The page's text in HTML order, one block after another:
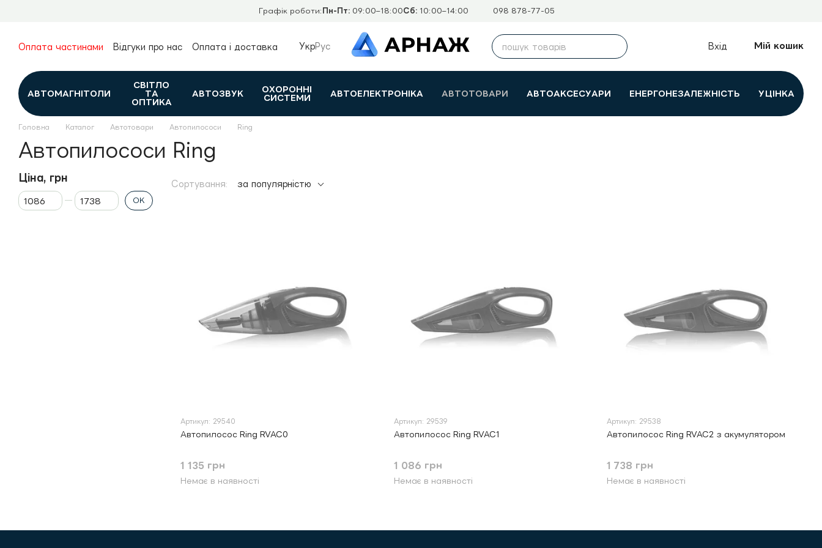
Графік роботи: Пн-Пт: 09:00–18:00Сб: 10:00–14:00 098 878-77-05
Оплата частинами Відгуки про нас
Оплата і доставка
Контакти
Каталог
УкрРус Вхід Мій кошик
АВТОМАГНІТОЛИ
СВІТЛО
ТА
ОПТИКА
АВТОЗВУК
ОХОРОННІ
СИСТЕМИ
АВТОЕЛЕКТРОНІКА АВТОТОВАРИ АВТОАКСЕСУАРИ ЕНЕРГОНЕЗАЛЕЖНІСТЬ УЦІНКА
Головна Каталог Автотовари Автопилососи Ring
Автопилососи Ring
Сортування: за популярністю
Артикул: 29540
Автопилосос Ring RVAC0
1 135 грн
Немає в наявності
Артикул: 29539
Автопилосос Ring RVAC1
1 086 грн
Немає в наявності
Артикул: 29538
Автопилосос Ring RVAC2 з акумулятором
1 738 грн
Немає в наявності
Ціна, грн
Від Ціна, грн
До Ціна, грн
ОК